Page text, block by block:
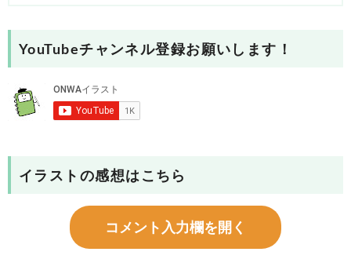
YouTubeチャンネル登録お願いします！
イラストの感想はこちら
コメント入力欄を開く